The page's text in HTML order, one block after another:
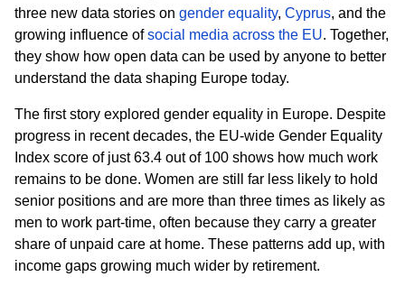
three new data stories on gender equality, Cyprus, and the
growing influence ofsocial media across the EU. Together,
they show how open data can be used by anyone to better
understand the data shaping Europe today.
The first story explored gender equality in Europe. Despite
progress in recent decades, the EU-wide Gender Equality
Index score of just 63.4 out of 100 shows how much work
remains to be done. Women are still far less likely to hold
senior positions and are more than three times as likely as
men to work part-time, often because they carry a greater
share of unpaid care at home. These patterns add up, with
income gaps growing much wider by retirement.